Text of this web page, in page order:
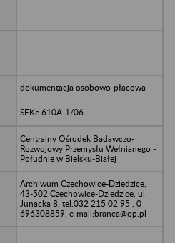
dokumentacja osobowo-płacowa
SEKe 610A-1/06
Centralny Ośrodek Badawczo-
Rozwojowy Przemysłu Wełnianego -
Południe w Bielsku-Białej
Archiwum Czechowice-Dziedzice,
43-502 Czechowice-Dziedzice, ul.
Junacka 8, tel.032 215 02 95 , 0
696308859, e-mail:branca@op.pl